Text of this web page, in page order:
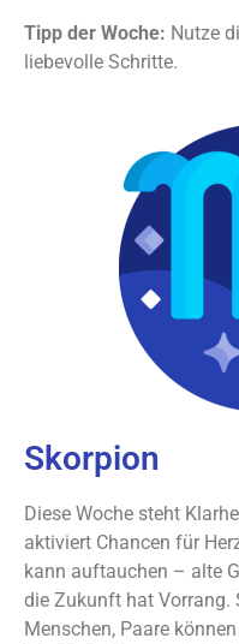
Tipp der Woche: Nutze
liebevolle Schritte.
Skorpion
Diese Woche steht
aktiviert Chancen für
kann auftauchen – alte
die Zukunft hat Vorrang.
Menschen, Paare